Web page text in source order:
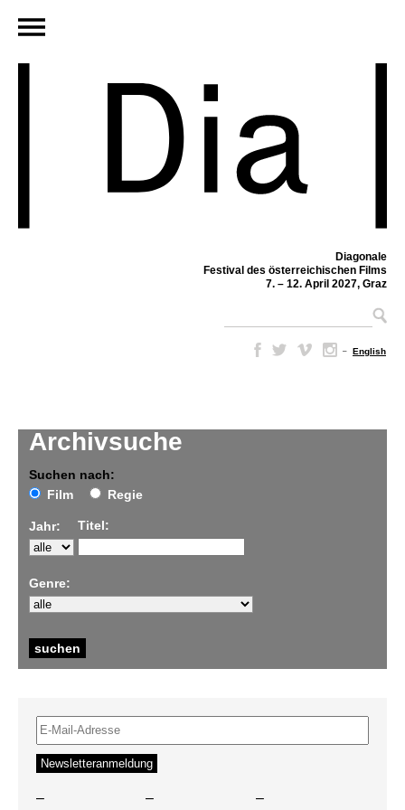
Diagonale
Festival des österreichischen Films
7. – 12. April 2027, Graz
– English
Archivsuche
Suchen nach:
Film
Regie
Jahr: Titel:
Genre:
– – –